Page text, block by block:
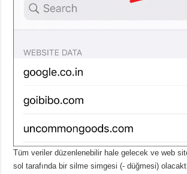
Tüm veriler düzenlenebilir hale gelecek ve web
sol tarafında bir silme simgesi (- düğmesi)